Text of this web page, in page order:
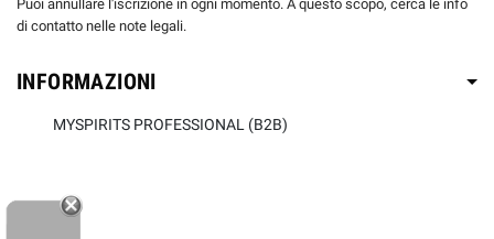
Puoi annullare l'iscrizione in ogni momento. A questo scopo, cerca le info
di contatto nelle note legali.
INFORMAZIONI
MYSPIRITS PROFESSIONAL (B2B)